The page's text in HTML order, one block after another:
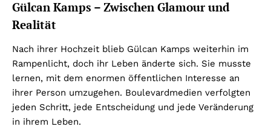
Gülcan Kamps – Zwischen Glamour und
Realität
Nach ihrer Hochzeit blieb Gülcan Kamps weiterhin im
Rampenlicht, doch ihr Leben änderte sich. Sie musste
lernen, mit dem enormen öffentlichen Interesse an
ihrer Person umzugehen. Boulevardmedien verfolgten
jeden Schritt, jede Entscheidung und jede Veränderung
in ihrem Leben.